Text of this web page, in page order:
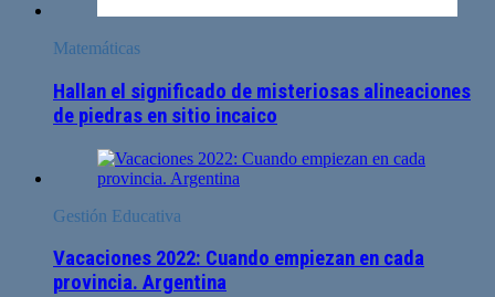
Matemáticas
Hallan el significado de misteriosas alineaciones
de piedras en sitio incaico
Gestión Educativa
Vacaciones 2022: Cuando empiezan en cada
provincia. Argentina